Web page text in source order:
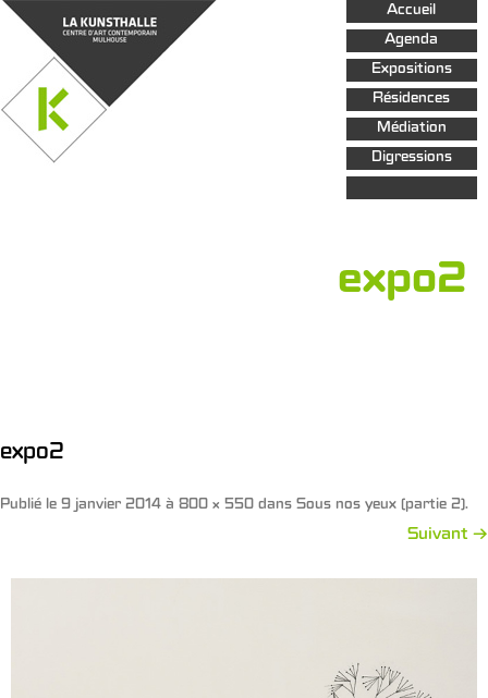
Aller au
contenu
principal
Accueil
Agenda
Expositions
Résidences
Médiation
Digressions
expo2
expo2
Publié le 9 janvier 2014 à 800 × 550 dans Sous nos yeux (partie 2).
Suivant →